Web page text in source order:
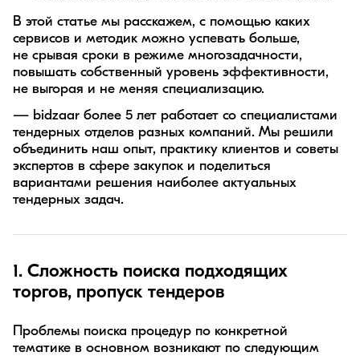
В этой статье мы расскажем, с помощью каких
сервисов и методик можно успевать больше,
не срывая сроки в режиме многозадачности,
повышать собственный уровень эффективности,
не выгорая и не меняя специализацию.
— bidzaar более 5 лет работает со специалистами
тендерных отделов разных компаний. Мы решили
объединить наш опыт, практику клиентов и советы
экспертов в сфере закупок и поделиться
вариантами решения наиболее актуальных
тендерных задач.
1. Сложность поиска подходящих
торгов, пропуск тендеров
Проблемы поиска процедур по конкретной
тематике в основном возникают по следующим